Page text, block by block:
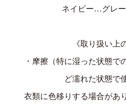
ネイビー…グレ
《取り扱い上
・摩擦（特に湿った状態で
ど濡れた状態で
衣類に色移りする場合があ